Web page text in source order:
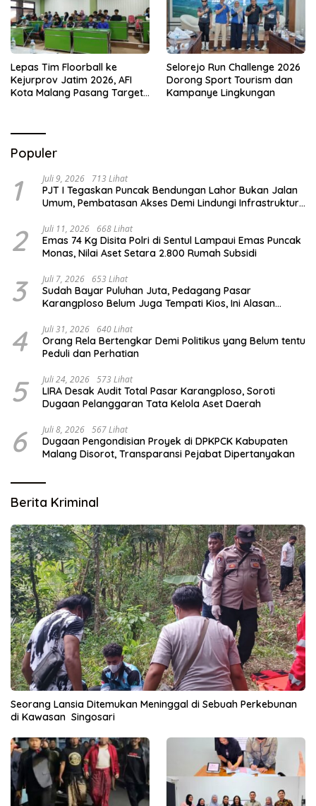
Lepas Tim Floorball ke
Kejurprov Jatim 2026, AFI
Kota Malang Pasang Target
Selorejo Run Challenge 2026
Dorong Sport Tourism dan
Kampanye Lingkungan
Populer
1 Juli 9, 2026 713 Lihat
PJT I Tegaskan Puncak Bendungan Lahor Bukan Jalan
Umum, Pembatasan Akses Demi Lindungi Infrastruktur
2 Juli 11, 2026 668 Lihat
Emas 74 Kg Disita Polri di Sentul Lampaui Emas Puncak
Monas, Nilai Aset Setara 2.800 Rumah Subsidi
3 Juli 7, 2026 653 Lihat
Sudah Bayar Puluhan Juta, Pedagang Pasar
Karangploso Belum Juga Tempati Kios, Ini Alasan
4 Juli 31, 2026 640 Lihat
Orang Rela Bertengkar Demi Politikus yang Belum tentu
Peduli dan Perhatian
5 Juli 24, 2026 573 Lihat
LIRA Desak Audit Total Pasar Karangploso, Soroti
Dugaan Pelanggaran Tata Kelola Aset Daerah
6 Juli 8, 2026 567 Lihat
Dugaan Pengondisian Proyek di DPKPCK Kabupaten
Malang Disorot, Transparansi Pejabat Dipertanyakan
Berita Kriminal
Seorang Lansia Ditemukan Meninggal di Sebuah Perkebunan
di Kawasan Singosari